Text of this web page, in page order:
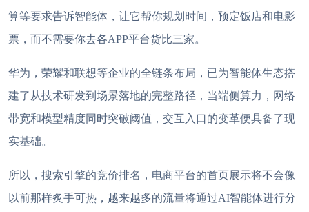
算等要求告诉智能体，让它帮你规划时间，预定饭店和电影
票，而不需要你去各APP平台货比三家。
华为，荣耀和联想等企业的全链条布局，已为智能体生态搭
建了从技术研发到场景落地的完整路径，当端侧算力，网络
带宽和模型精度同时突破阈值，交互入口的变革便具备了现
实基础。
所以，搜索引擎的竞价排名，电商平台的首页展示将不会像
以前那样炙手可热，越来越多的流量将通过AI智能体进行分